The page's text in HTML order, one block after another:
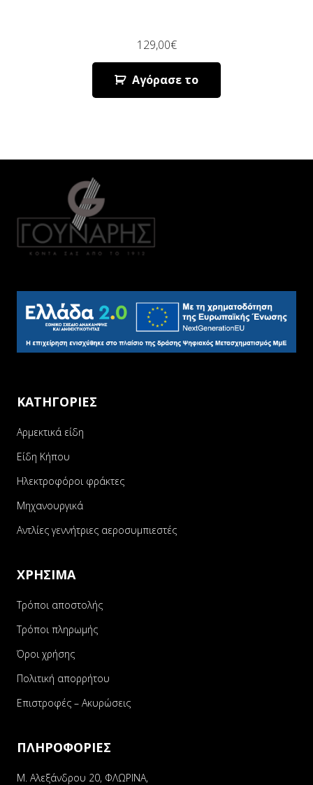
129,00€
Αγόρασε το
ΚΑΤΗΓΟΡΙΕΣ
Αρμεκτικά είδη
Είδη Κήπου
Ηλεκτροφόροι φράκτες
Μηχανουργικά
Αντλίες γεννήτριες αεροσυμπιεστές
ΧΡΗΣΙΜΑ
Τρόποι αποστολής
Τρόποι πληρωμής
Όροι χρήσης
Πολιτική απορρήτου
Επιστροφές – Ακυρώσεις
ΠΛΗΡΟΦΟΡΙΕΣ
Μ. Αλεξάνδρου 20, ΦΛΩΡΙΝΑ,